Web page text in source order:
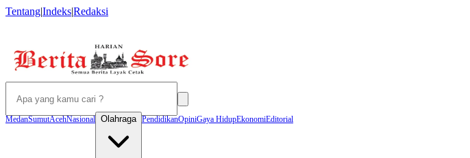
Tentang|Indeks|Redaksi
MedanSumutAcehNasional Olahraga PendidikanOpiniGaya HidupEkonomiEditorial